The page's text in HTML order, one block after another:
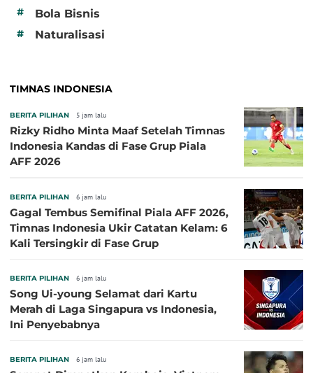
# Bola Bisnis
# Naturalisasi
TIMNAS INDONESIA
BERITA PILIHAN 5 jam lalu
Rizky Ridho Minta Maaf Setelah Timnas
Indonesia Kandas di Fase Grup Piala
AFF 2026
BERITA PILIHAN 6 jam lalu
Gagal Tembus Semifinal Piala AFF 2026,
Timnas Indonesia Ukir Catatan Kelam: 6
Kali Tersingkir di Fase Grup
BERITA PILIHAN 6 jam lalu
Song Ui-young Selamat dari Kartu
Merah di Laga Singapura vs Indonesia,
Ini Penyebabnya
BERITA PILIHAN 6 jam lalu